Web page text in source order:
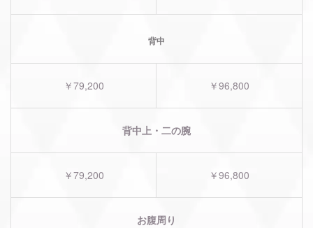
背中
￥79,200 ￥96,800
背中上・二の腕
￥79,200 ￥96,800
お腹周り